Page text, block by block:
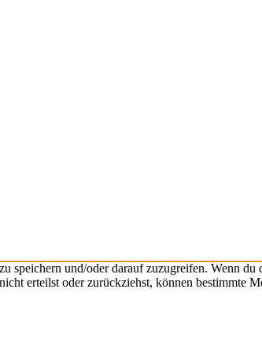
und/oder darauf zuzugreifen. Wenn
erteilst oder zurückziehst, können bestimmte